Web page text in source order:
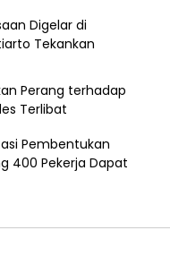
Digelar di
Tekankan
Perang terhadap
Terlibat
Pembentukan
400 Pekerja Dapat